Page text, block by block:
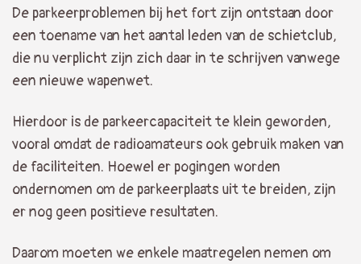
De parkeerproblemen bij het fort zijn ontstaan door
een toename van het aantal leden van de schietclub,
die nu verplicht zijn zich daar in te schrijven vanwege
een nieuwe wapenwet.
Hierdoor is de parkeercapaciteit te klein geworden,
vooral omdat de radioamateurs ook gebruik maken van
de faciliteiten. Hoewel er pogingen worden
ondernomen om de parkeerplaats uit te breiden, zijn
er nog geen positieve resultaten.
Daarom moeten we enkele maatregelen nemen om